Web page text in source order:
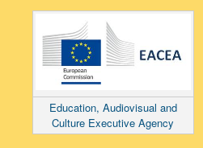
Education, Audiovisual and
Culture Executive Agency